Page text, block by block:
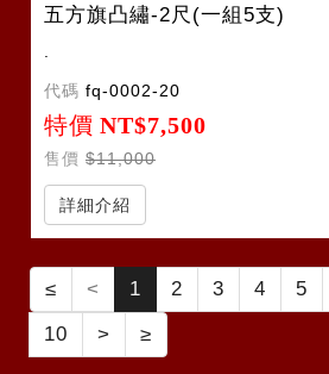
五方旗凸繡-2尺(一組5支)
代碼 fq-0002-20
特價 NT$7,500
售價 $11,000
詳細介紹
≤ < 1 2 3 4 5
10
> ≥